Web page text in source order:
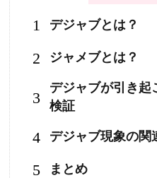
1 デジャブとは？
2 ジャメブとは？
3
デジャブが引き起
検証
4 デジャブ現象の関
5 まとめ